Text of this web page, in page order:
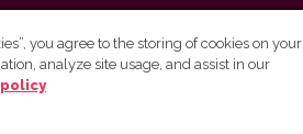
Press
you agree to the storing of cookies on your
analyze site usage, and assist in our